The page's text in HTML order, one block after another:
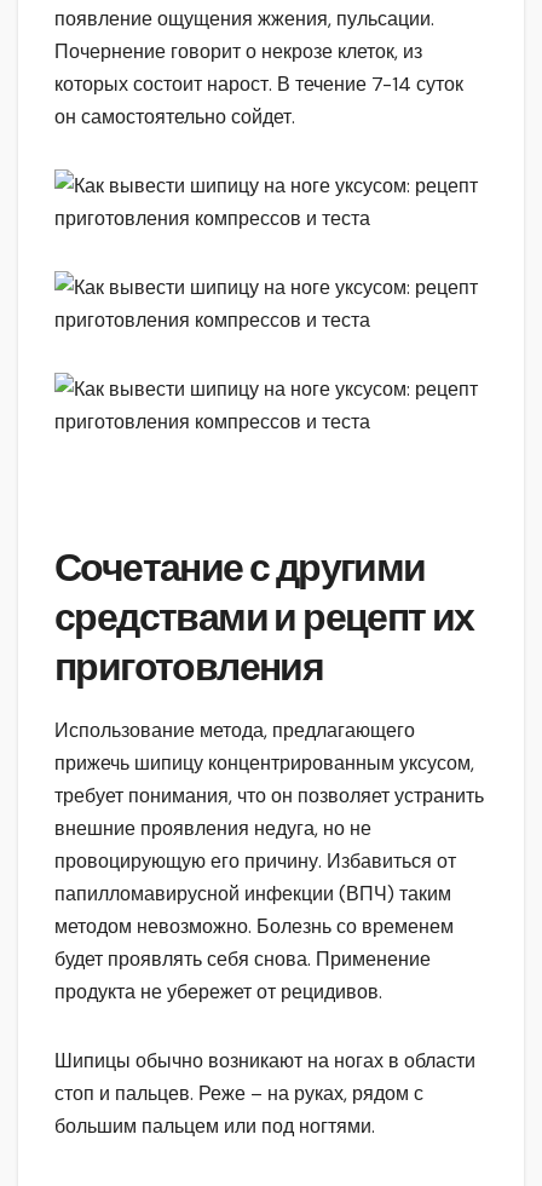
появление ощущения жжения, пульсации.
Почернение говорит о некрозе клеток, из
которых состоит нарост. В течение 7-14 суток
он самостоятельно сойдет.
Сочетание с другими
средствами и рецепт их
приготовления
Использование метода, предлагающего
прижечь шипицу концентрированным уксусом,
требует понимания, что он позволяет устранить
внешние проявления недуга, но не
провоцирующую его причину. Избавиться от
папилломавирусной инфекции (ВПЧ) таким
методом невозможно. Болезнь со временем
будет проявлять себя снова. Применение
продукта не убережет от рецидивов.
Шипицы обычно возникают на ногах в области
стоп и пальцев. Реже – на руках, рядом с
большим пальцем или под ногтями.